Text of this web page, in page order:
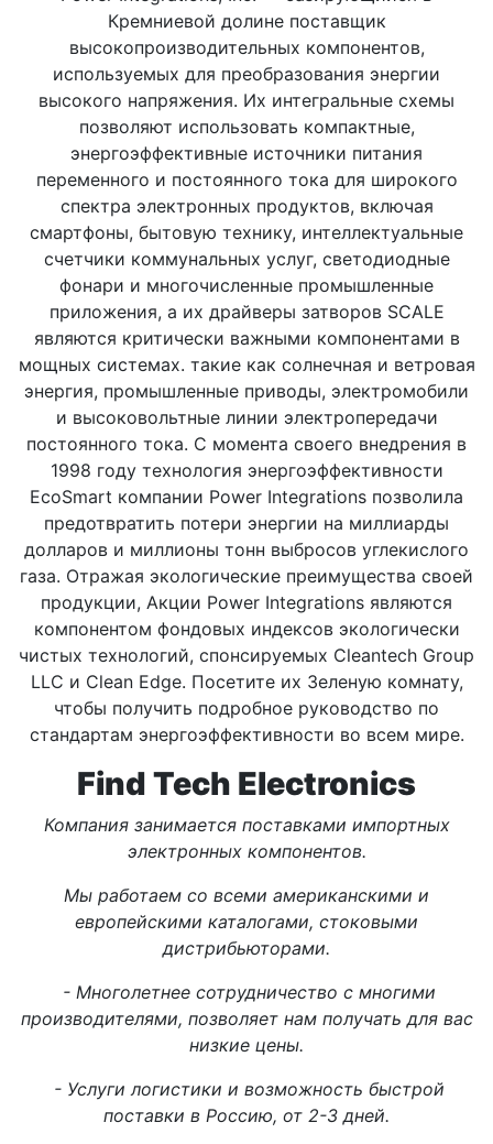
Кремниевой долине поставщик
высокопроизводительных компонентов,
используемых для преобразования энергии
высокого напряжения. Их интегральные схемы
позволяют использовать компактные,
энергоэффективные источники питания
переменного и постоянного тока для широкого
спектра электронных продуктов, включая
смартфоны, бытовую технику, интеллектуальные
счетчики коммунальных услуг, светодиодные
фонари и многочисленные промышленные
приложения, а их драйверы затворов SCALE
являются критически важными компонентами в
мощных системах. такие как солнечная и ветровая
энергия, промышленные приводы, электромобили
и высоковольтные линии электропередачи
постоянного тока. С момента своего внедрения в
1998 году технология энергоэффективности
EcoSmart компании Power Integrations позволила
предотвратить потери энергии на миллиарды
долларов и миллионы тонн выбросов углекислого
газа. Отражая экологические преимущества своей
продукции, Акции Power Integrations являются
компонентом фондовых индексов экологически
чистых технологий, спонсируемых Cleantech Group
LLC и Clean Edge. Посетите их Зеленую комнату,
чтобы получить подробное руководство по
стандартам энергоэффективности во всем мире.
Find Tech Electronics
Компания занимается поставками импортных
электронных компонентов.
Мы работаем со всеми американскими и
европейскими каталогами, стоковыми
дистрибьюторами.
- Многолетнее сотрудничество с многими
производителями, позволяет нам получать для вас
низкие цены.
- Услуги логистики и возможность быстрой
поставки в Россию, от 2-3 дней.